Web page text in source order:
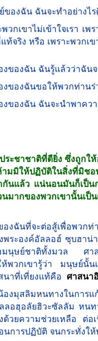
ของฉัน ฉันจะทำอย่างไ
าไม่เข้าใจเรา เพราะ
ท้จริง หรือ เพราะพวก
งของฉัน ฉันรู้แล้วว่าฉัน
งของฉันขอให้พวกท่าน
ของฉัน ฉันจะนำพาคว
ประชาชาติที่ดียิ่ง ซึ่งถูก
มมิให้ปฏิบัติในสิ่งที่มิช
นแล้ว แน่นอนมันก็เป็น
มากของพวกเขานั้นเป็น
ที่จะต่อสู้เพื่อพวกท่าน
พระองค์อัลลอฮ์ ซุบฮา
ษย์ชาติทั้งมวล ศาสน
พวกเขารู้ว่า มนุษย์นั้น
นาที่เที่ยงแท้คือ  ศาสนา
องมุสลิมหนทางในการ
อฮุอลัยฮิวะซัลลัม หนท
ด้วยความช่วยเหลือ ต่
นการปฏิบัติ จนกระทั่งใ